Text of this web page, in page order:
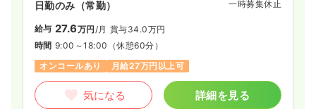
日勤のみ（常勤） 一時募集休止
給与 27.6万円 /月 賞与34.0万円
時間 9:00～18:00 （休憩60分）
オンコールあり
月給27万円以上可
気になる 詳細を見る